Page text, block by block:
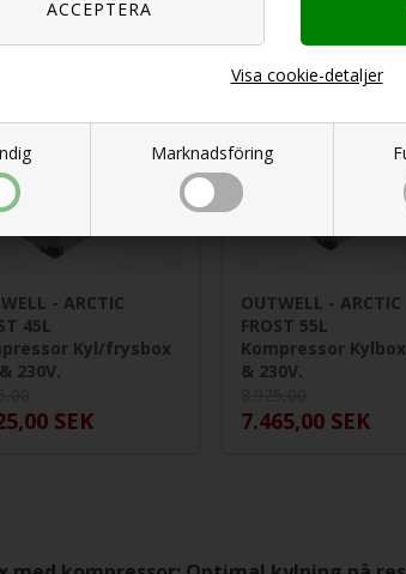
Marknadsföring
Visa cookie-detaljer
- ARCTIC
45L
Kyl/frysbox
230V.
SEK
16%
OUTWELL - ARCTIC
FROST 55L
Kompressor
& 230V.
7.465,00 SEK